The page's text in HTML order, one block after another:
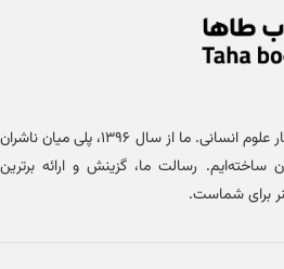
خانه کتاب طاها، مرجع تخصصی آثار علوم انسانی. ما از سال ۱۳۹۶، پلی میان ناشران
ساخته‌ایم. رسالت ما، گزینش و ارائه برترین
برای شماست.